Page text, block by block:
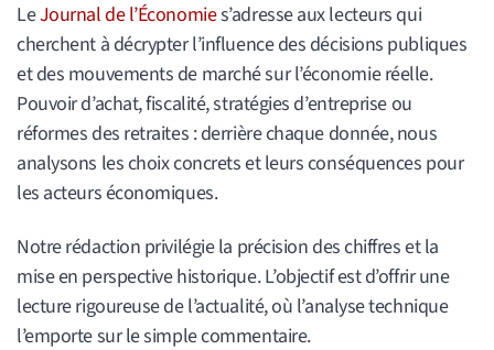
LeJournal de l’Économies’adresse aux lecteurs qui
cherchent à décrypter l’influence des décisions publiques
et des mouvements de marché sur l’économie réelle.
Pouvoir d’achat, fiscalité, stratégies d’entreprise ou
réformes des retraites : derrière chaque donnée, nous
analysons les choix concrets et leurs conséquences pour
les acteurs économiques.
Notre rédaction privilégie la précision des chiffres et la
mise en perspective historique. L’objectif est d’offrir une
lecture rigoureuse de l’actualité, où l’analyse technique
l’emporte sur le simple commentaire.